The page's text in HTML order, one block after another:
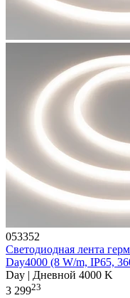
053352
Светодиодная лента
Day4000 (8 W/m, IP65,
Day | Дневной 4000 K
3 29923